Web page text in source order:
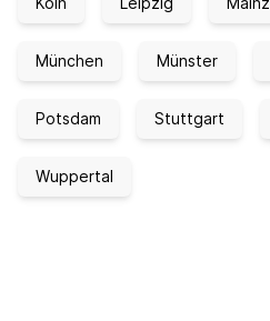
München Münster
Potsdam Stuttgart
Wuppertal